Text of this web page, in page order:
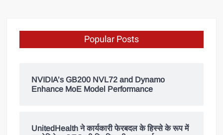
Popular Posts
NVIDIA’s GB200 NVL72 and Dynamo
Enhance MoE Model Performance
UnitedHealth ने कार्यकारी फेरबदल के हिस्से के रूप में